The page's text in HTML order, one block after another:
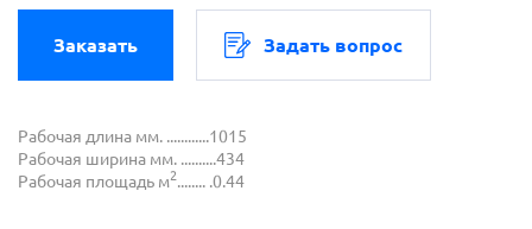
Заказать Задать вопрос
Рабочая длина мм. ............1015
Рабочая ширина мм. ..........434
Рабочая площадь м2........ .0.44